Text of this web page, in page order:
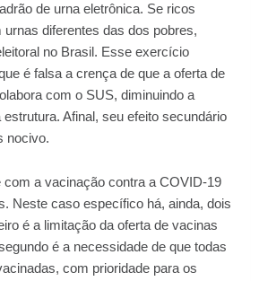
de urna eletrônica. Se ricos
diferentes das dos pobres,
no Brasil. Esse exercício
é falsa a crença de que a oferta de
com o SUS, diminuindo a
Afinal, seu efeito secundário
nocivo.
a vacinação contra a COVID-19
Neste caso específico há, ainda, dois
é a limitação da oferta de vacinas
é a necessidade de que todas
com prioridade para os